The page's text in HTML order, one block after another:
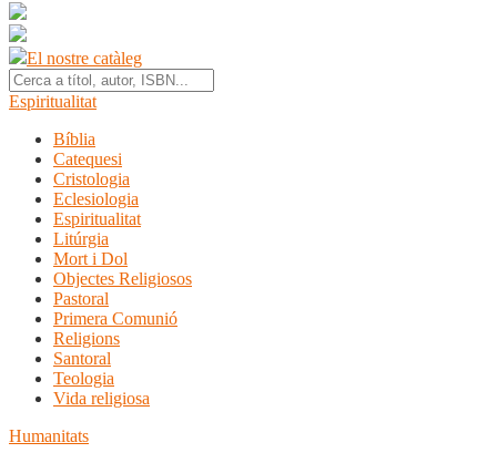
El nostre catàleg
Espiritualitat
Bíblia
Catequesi
Cristologia
Eclesiologia
Espiritualitat
Litúrgia
Mort i Dol
Objectes Religiosos
Pastoral
Primera Comunió
Religions
Santoral
Teologia
Vida religiosa
Humanitats